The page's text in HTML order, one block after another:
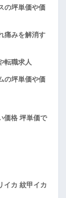
の坪単価や価
痛みを解消す
転職求人
の坪単価や価
価格 坪単価で
イカ 紋甲イカ